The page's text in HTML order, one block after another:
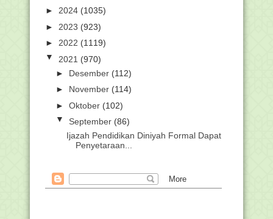
► 2024 (1035)
► 2023 (923)
► 2022 (1119)
▼ 2021 (970)
► Desember (112)
► November (114)
► Oktober (102)
▼ September (86)
Ijazah Pendidikan Diniyah Formal Dapat
Penyetaraan...
Modul Inplementasi Re...
6 Siswa MAN 2 Mataram Ikuti Program